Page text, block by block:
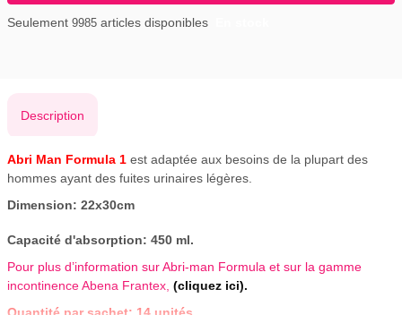
Seulement 9985 articles disponibles
Description
Abri Man Formula 1 est adaptée aux besoins de la plupart des
hommes ayant des fuites urinaires légères.
Dimension: 22x30cm
Capacité d'absorption: 450 ml.
Pour plus d’information sur Abri-man Formula et sur la gamme
incontinence Abena Frantex, (cliquez ici).
Quantité par sachet: 14 unités.